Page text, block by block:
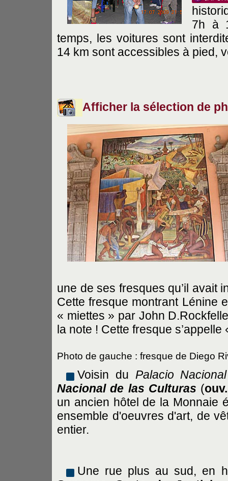
7h à
temps, les voitures sont
14 km sont accessibles à pied,
Afficher la sélection de
une de ses fresques qu’il avait
Cette fresque montrant Lénine
« miettes » par John
la note ! Cette fresque
Photo de gauche : fresque de Diego
Voisin du Palacio Nacional
Nacional de las Culturas (
un ancien hôtel de la Monnaie
ensemble d'oeuvres d'art, de
entier.
Une rue plus au sud, en